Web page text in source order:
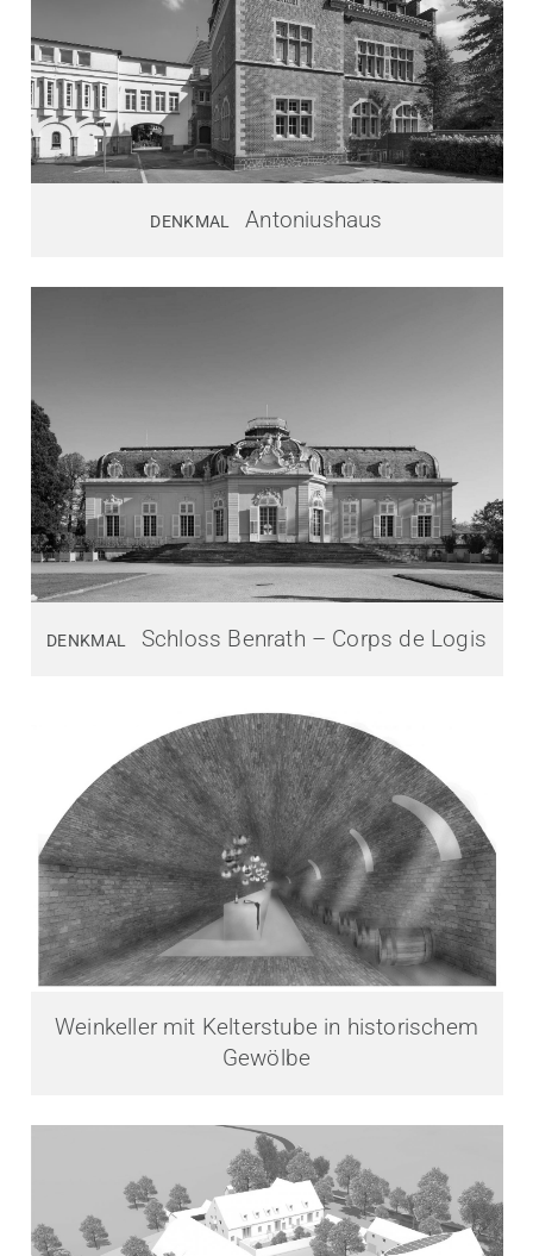
DENKMAL Antoniushaus
DENKMAL Schloss Benrath – Corps de Logis
Weinkeller mit Kelterstube in historischem
Gewölbe